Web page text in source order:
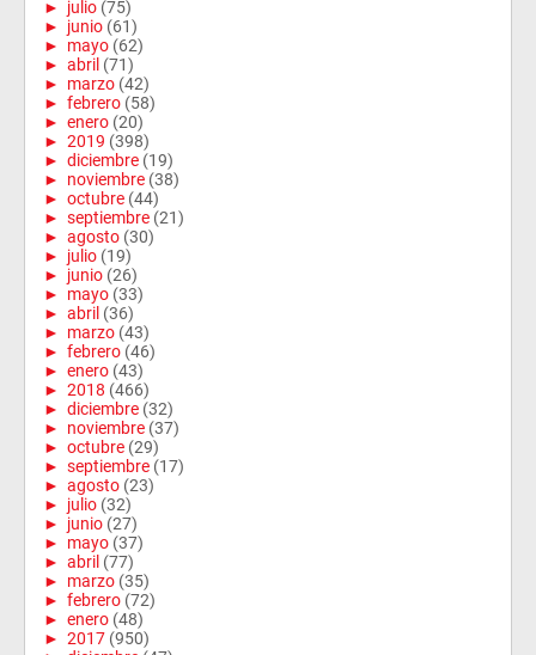
► julio (75)
► junio (61)
► mayo (62)
► abril (71)
► marzo (42)
► febrero (58)
► enero (20)
► 2019 (398)
► diciembre (19)
► noviembre (38)
► octubre (44)
► septiembre (21)
► agosto (30)
► julio (19)
► junio (26)
► mayo (33)
► abril (36)
► marzo (43)
► febrero (46)
► enero (43)
► 2018 (466)
► diciembre (32)
► noviembre (37)
► octubre (29)
► septiembre (17)
► agosto (23)
► julio (32)
► junio (27)
► mayo (37)
► abril (77)
► marzo (35)
► febrero (72)
► enero (48)
► 2017 (950)